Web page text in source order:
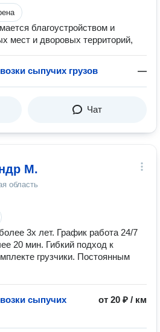
благоустройством и
мест и дворовых территорий,
сыпучих грузов —
Чат
М.
область
3х лет. График работа 24/7
20 мин. Гибкий подход к
грузчики. Постоянным
сыпучих
от 20 ₽ / км